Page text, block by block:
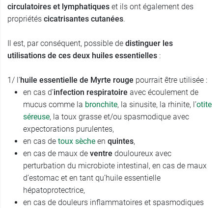
circulatoires et lymphatiques et ils ont également des
propriétés cicatrisantes cutanées.
Il est, par conséquent, possible de distinguer les
utilisations de ces deux huiles essentielles :
1/ l’huile essentielle de Myrte rouge pourrait être utilisée :
en cas d’infection respiratoire avec écoulement de
mucus comme la bronchite, la sinusite, la rhinite, l’otite
séreuse, la toux grasse et/ou spasmodique avec
expectorations purulentes,
en cas de toux sèche en quintes,
en cas de maux de ventre douloureux avec
perturbation du microbiote intestinal, en cas de maux
d’estomac et en tant qu’huile essentielle
hépatoprotectrice,
en cas de douleurs inflammatoires et spasmodiques